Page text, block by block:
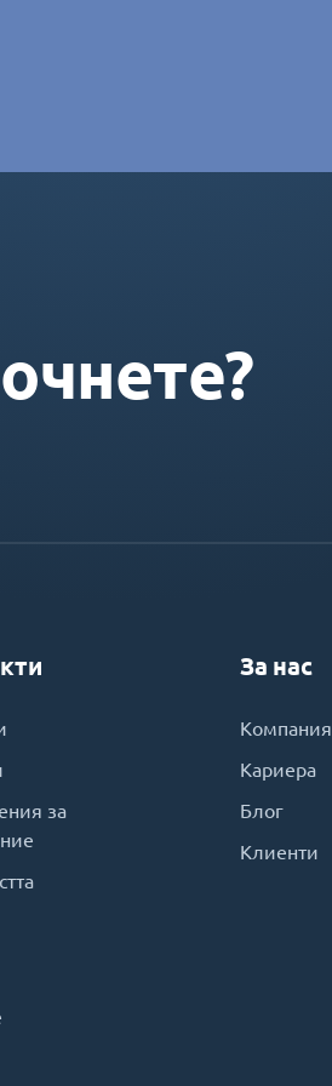
за
За нас
Компания
Кариера
Блог
Клиенти